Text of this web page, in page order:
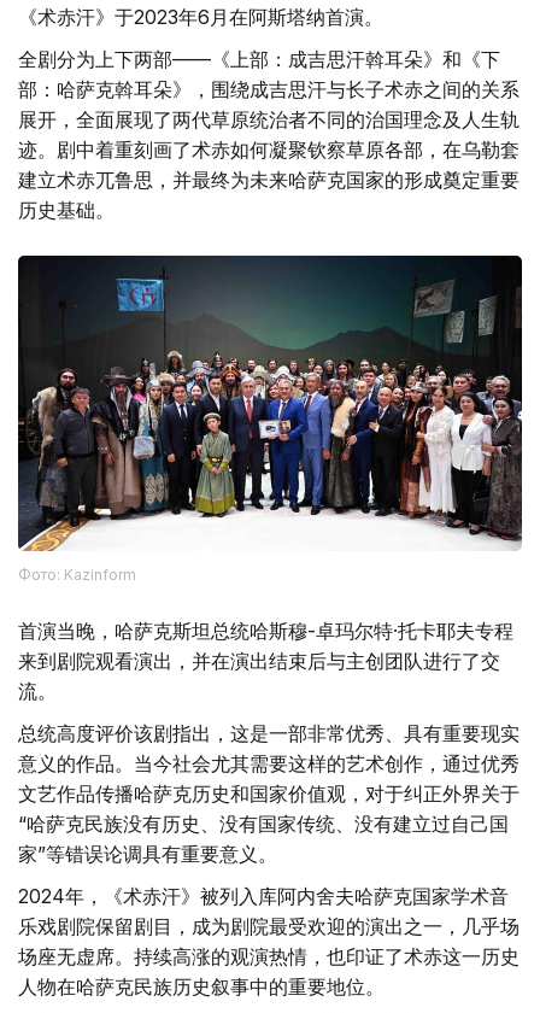
《术赤汗》于2023年6月在阿斯塔纳首演。
全剧分为上下两部——《上部：成吉思汗斡耳朵》和《下
部：哈萨克斡耳朵》，围绕成吉思汗与长子术赤之间的关系
展开，全面展现了两代草原统治者不同的治国理念及人生轨
迹。剧中着重刻画了术赤如何凝聚钦察草原各部，在乌勒套
建立术赤兀鲁思，并最终为未来哈萨克国家的形成奠定重要
历史基础。
Фото: Kazinform
首演当晚，哈萨克斯坦总统哈斯穆-卓玛尔特·托卡耶夫专程
来到剧院观看演出，并在演出结束后与主创团队进行了交
流。
总统高度评价该剧指出，这是一部非常优秀、具有重要现实
意义的作品。当今社会尤其需要这样的艺术创作，通过优秀
文艺作品传播哈萨克历史和国家价值观，对于纠正外界关于
“哈萨克民族没有历史、没有国家传统、没有建立过自己国
家”等错误论调具有重要意义。
2024年，《术赤汗》被列入库阿内舍夫哈萨克国家学术音
乐戏剧院保留剧目，成为剧院最受欢迎的演出之一，几乎场
场座无虚席。持续高涨的观演热情，也印证了术赤这一历史
人物在哈萨克民族历史叙事中的重要地位。